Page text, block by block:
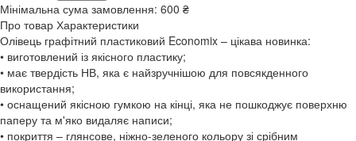
Мінімальна сума замовлення: 600 ₴
Про товар Характеристики
Олівець графітний пластиковий Economix – цікава новинка:
• виготовлений із якісного пластику;
• має твердість НВ, яка є найзручнішою для повсякденного
використання;
• оснащений якісною гумкою на кінці, яка не пошкоджує поверхню
паперу та м'яко видаляє написи;
• покриття – глянсове, ніжно-зеленого кольору зі срібним